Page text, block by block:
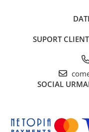
Tablouri electrice
Lumina (Becuri si
Laptop & PC accesorii,
cabluri USB,
Lichidare de stoc
SUPORT
SOCIAL